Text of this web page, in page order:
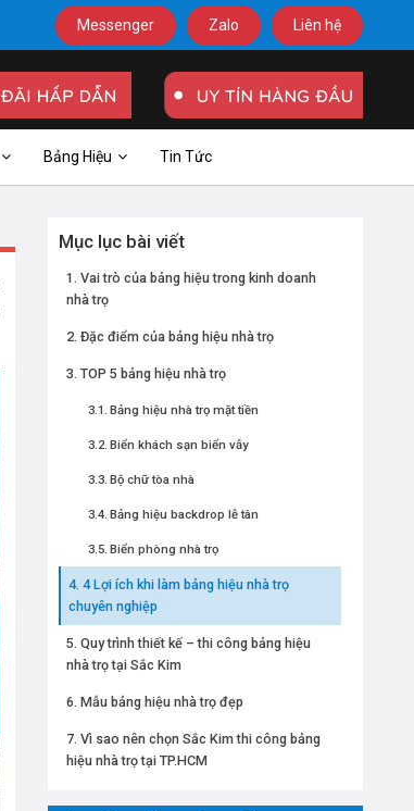
Messenger Zalo Liên hệ
Bảng Hiệu Tin Tức
Mục lục bài viết
Vai trò của bảng hiệu trong kinh doanh
nhà trọ
Đặc điểm của bảng hiệu nhà trọ
TOP 5 bảng hiệu nhà trọ
Bảng hiệu nhà trọ mặt tiền
Biển khách sạn biển vẫy
Bộ chữ tòa nhà
Bảng hiệu backdrop lễ tân
Biển phòng nhà trọ
4 Lợi ích khi làm bảng hiệu nhà trọ
chuyên nghiệp
Quy trình thiết kế – thi công bảng hiệu
nhà trọ tại Sắc Kim
Mẫu bảng hiệu nhà trọ đẹp
Vì sao nên chọn Sắc Kim thi công bảng
hiệu nhà trọ tại TP.HCM